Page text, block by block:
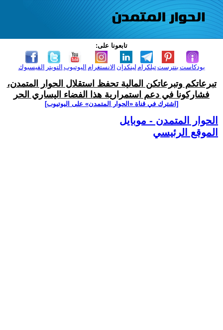
تابعونا على:
الفيسبوك التويتر اليوتيوب الانستغرام لينكدإن تيلكرامبنترست بودكاست
تبرعاتكم وتبرعاتكن المالية تحفظ استقلال الحوار المتمدن،
فشاركونا في دعم استمرارية هذا الفضاء اليساري الحر
[اشترك في قناة ‫«الحوار المتمدن» على اليوتيوب]
الحوار المتمدن - موبايل
الموقع الرئيسي